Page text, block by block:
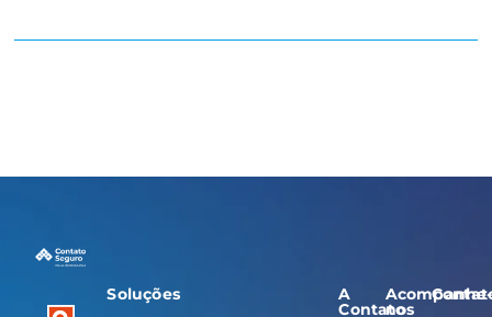
Soluções
A
Contato
Acompanhe-
nos